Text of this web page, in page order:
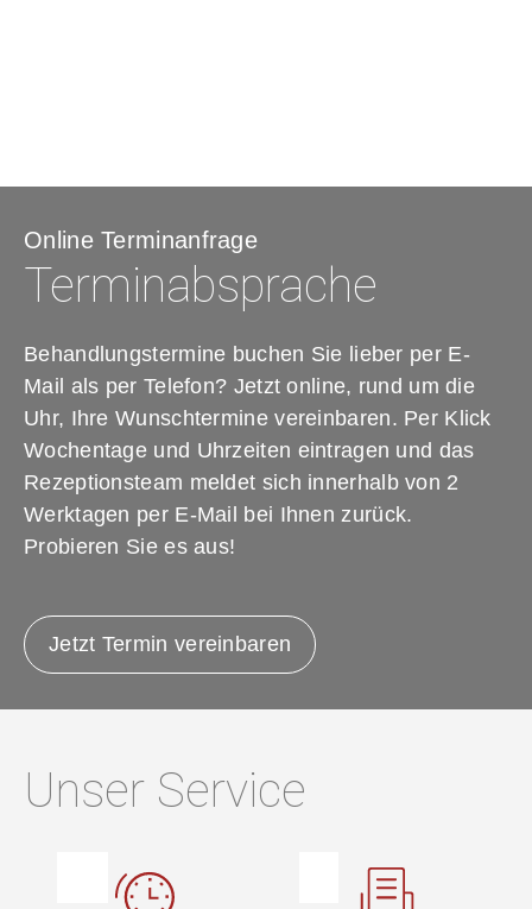
Online Terminanfrage
Terminabsprache
Behandlungstermine buchen Sie lieber per E-
Mail als per Telefon? Jetzt online, rund um die
Uhr, Ihre Wunschtermine vereinbaren. Per Klick
Wochentage und Uhrzeiten eintragen und das
Rezeptionsteam meldet sich innerhalb von 2
Werktagen per E-Mail bei Ihnen zurück.
Probieren Sie es aus!
Jetzt Termin vereinbaren
Unser Service